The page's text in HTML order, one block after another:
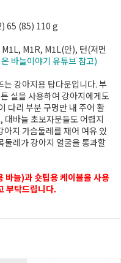
65 (85) 110 g
M1R, M1L(안), 턴(져먼
바늘이야기 유튜브 참고)
는 강아지용 탑다운입니다. 부
실을 사용하여 강아지에게도
다리 부분 구멍만 내 주어 활
대바늘 초보자분들도 어렵지
지 가슴둘레를 재어 여유 있
둘레가 강아지 얼굴을 통과할
바늘)과 숏팁용 케이블을 사용
부탁드립니다.